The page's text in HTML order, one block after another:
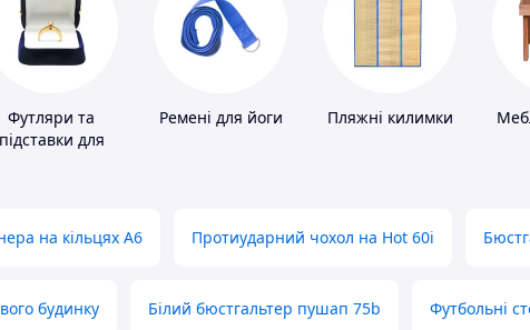
Футляри та
підставки для
Ремені для йоги Пляжні килимки
на кільцях А6 Протиударний чохол на Hot 60i
будинку Білий бюстгальтер пушап 75b Футбольні